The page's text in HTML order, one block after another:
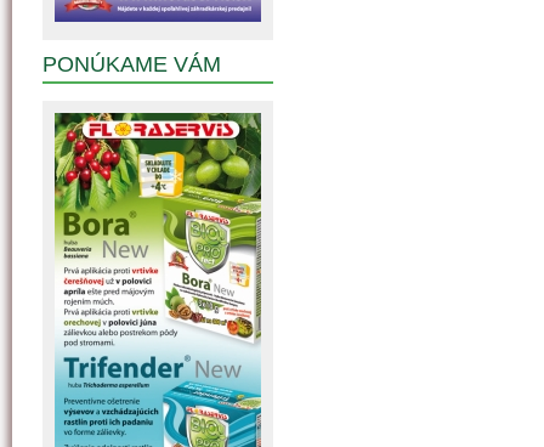
PONÚKAME VÁM